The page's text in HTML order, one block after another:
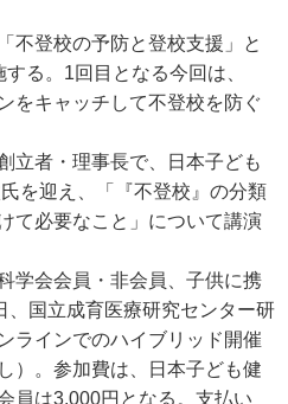
不登校の予防と登校支援」と
る。1回目となる今回は、
をキャッチして不登校を防ぐ
立者・理事長で、日本子ども
を迎え、「『不登校』の分類
て必要なこと」について講演
学会会員・非会員、子供に携
、国立成育医療研究センター研
ラインでのハイブリッド開催
）。参加費は、日本子ども健
員は3,000円となる。支払い